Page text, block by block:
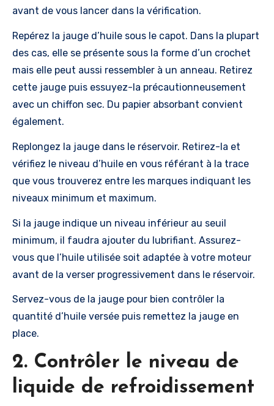
avant de vous lancer dans la vérification.
Repérez la jauge d’huile sous le capot. Dans la plupart
des cas, elle se présente sous la forme d’un crochet
mais elle peut aussi ressembler à un anneau. Retirez
cette jauge puis essuyez-la précautionneusement
avec un chiffon sec. Du papier absorbant convient
également.
Replongez la jauge dans le réservoir. Retirez-la et
vérifiez le niveau d’huile en vous référant à la trace
que vous trouverez entre les marques indiquant les
niveaux minimum et maximum.
Si la jauge indique un niveau inférieur au seuil
minimum, il faudra ajouter du lubrifiant. Assurez-
vous que l’huile utilisée soit adaptée à votre moteur
avant de la verser progressivement dans le réservoir.
Servez-vous de la jauge pour bien contrôler la
quantité d’huile versée puis remettez la jauge en
place.
2. Contrôler le niveau de
liquide de refroidissement